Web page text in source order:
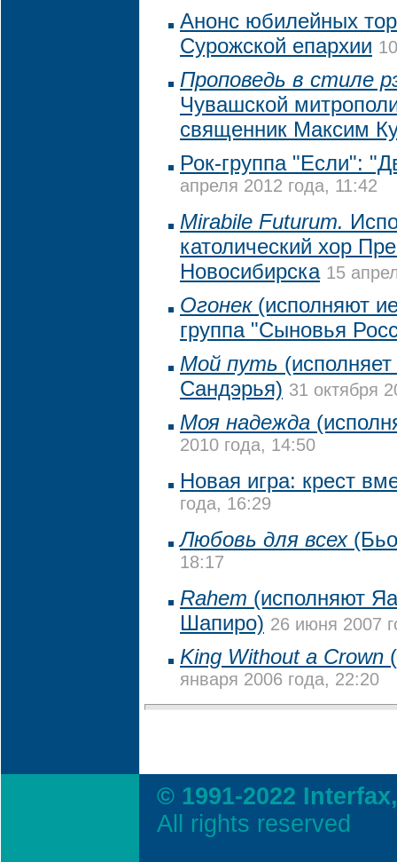
Анонс юбилейных
Сурожской епархии
Проповедь в стиле
Чувашской
священник Максим
Рок-группа "Если":
апреля 2012 года, 11:42
Mirabile Futurum.
католический хор
Новосибирска 15
Огонек(исполняют
группа "Сыновья
Мой путь
Сандэрья) 31 октября
Моя надежда
2010 года, 14:50
Новая игра: крест
года, 16:29
Любовь для всех
18:17
Rahem (исполняют
Шапиро) 26 июня 2007
King Without a Crown
января 2006 года, 22:20
© 1991-2022
All rights reserved